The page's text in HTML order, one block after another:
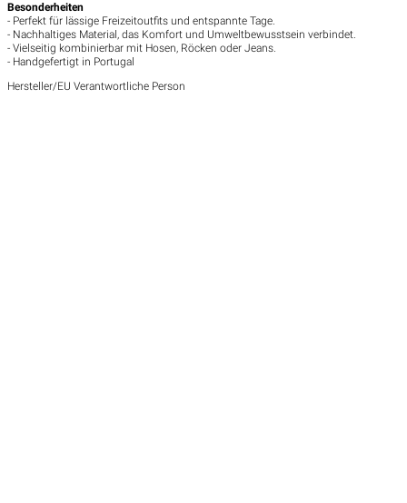
Besonderheiten
- Perfekt für lässige Freizeitoutfits und entspannte Tage.
- Nachhaltiges Material, das Komfort und Umweltbewusstsein verbindet.
- Vielseitig kombinierbar mit Hosen, Röcken oder Jeans.
- Handgefertigt in Portugal
Hersteller/EU Verantwortliche Person